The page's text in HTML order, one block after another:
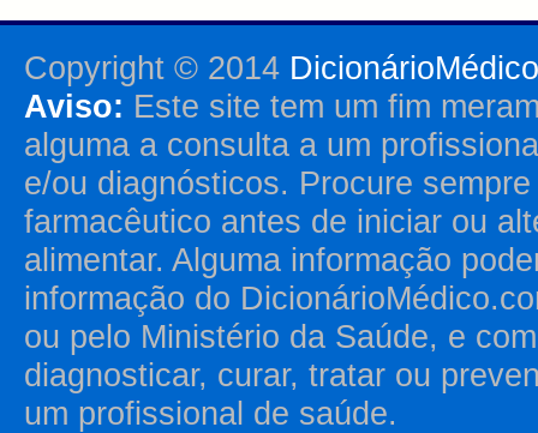
Copyright © 2014
Aviso: Este site tem um fim
alguma a consulta a um
e/ou diagnósticos. Procure
farmacêutico antes de iniciar ou
alimentar. Alguma informação
informação do
ou pelo Ministério da Saúde, e
diagnosticar, curar, tratar ou
um profissional de saúde.